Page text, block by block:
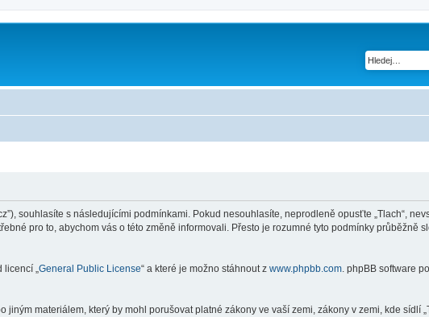
souhlasíte s následujícími podmínkami. Pokud nesouhlasíte, neprodleně opusťte „Tlach“,
pro to, abychom vás o této změně informovali. Přesto je rozumné tyto podmínky průběžně
licencí „General Public License“ a které je možno stáhnout z www.phpbb.com. phpBB software
materiálem, který by mohl porušovat platné zákony ve vaší zemi, zákony v zemi, kde sídlí